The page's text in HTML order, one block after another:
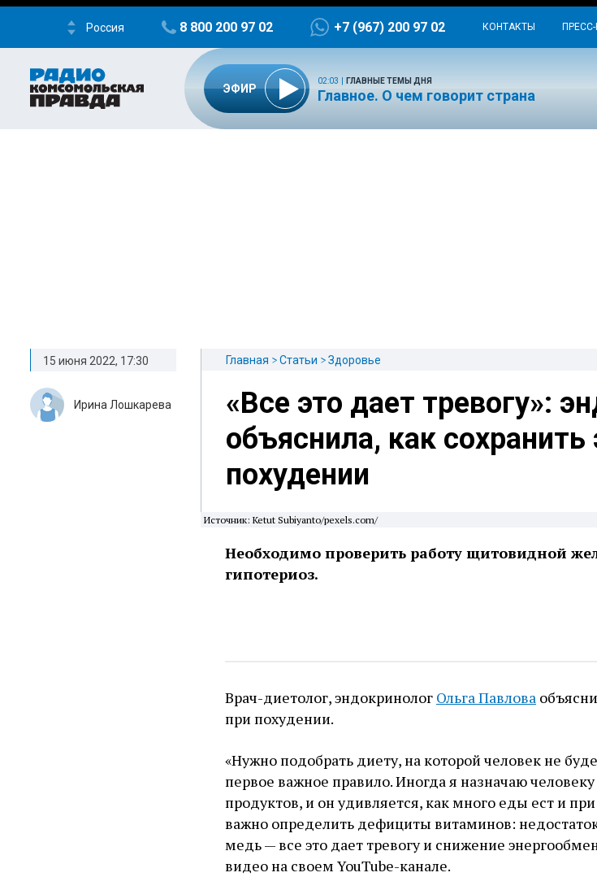
Россия 8 800 200 97 02 +7 (967) 200 97 02 КОНТАКТЫ
ЭФИР
02:03 ГЛАВНЫЕ ТЕМЫ ДНЯ
Главное. О чем говорит страна
Главная Статьи Здоровье
«Все это дает тревогу»:
объяснила, как
похудении
Источник: Ketut Subiyanto/pexels.com/
Необходимо проверить работу щитовидной
гипотериоз.
Врач-диетолог, эндокринолог Ольга Павлова
при похудении.
«Нужно подобрать диету, на которой человек не
первое важное правило. Иногда я назначаю
продуктов, и он удивляется, как много еды ест и
важно определить дефициты витаминов:
медь — все это дает тревогу и снижение
видео на своем YouTube-канале.
15 июня 2022, 17:30
Ирина Лошкарева